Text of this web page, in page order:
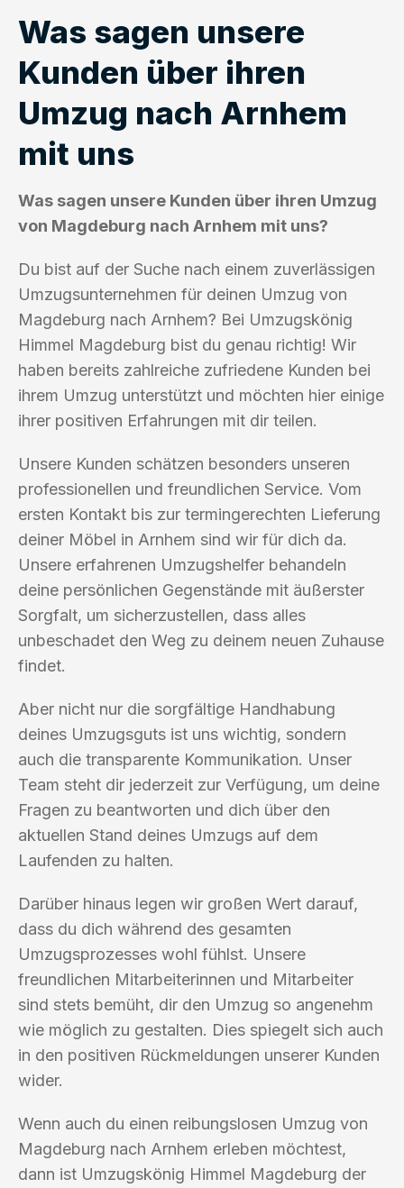
Was sagen unsere
Kunden über ihren
Umzug nach Arnhem
mit uns
Was sagen unsere Kunden über ihren Umzug
von Magdeburg nach Arnhem mit uns?
Du bist auf der Suche nach einem zuverlässigen
Umzugsunternehmen für deinen Umzug von
Magdeburg nach Arnhem? Bei Umzugskönig
Himmel Magdeburg bist du genau richtig! Wir
haben bereits zahlreiche zufriedene Kunden bei
ihrem Umzug unterstützt und möchten hier einige
ihrer positiven Erfahrungen mit dir teilen.
Unsere Kunden schätzen besonders unseren
professionellen und freundlichen Service. Vom
ersten Kontakt bis zur termingerechten Lieferung
deiner Möbel in Arnhem sind wir für dich da.
Unsere erfahrenen Umzugshelfer behandeln
deine persönlichen Gegenstände mit äußerster
Sorgfalt, um sicherzustellen, dass alles
unbeschadet den Weg zu deinem neuen Zuhause
findet.
Aber nicht nur die sorgfältige Handhabung
deines Umzugsguts ist uns wichtig, sondern
auch die transparente Kommunikation. Unser
Team steht dir jederzeit zur Verfügung, um deine
Fragen zu beantworten und dich über den
aktuellen Stand deines Umzugs auf dem
Laufenden zu halten.
Darüber hinaus legen wir großen Wert darauf,
dass du dich während des gesamten
Umzugsprozesses wohl fühlst. Unsere
freundlichen Mitarbeiterinnen und Mitarbeiter
sind stets bemüht, dir den Umzug so angenehm
wie möglich zu gestalten. Dies spiegelt sich auch
in den positiven Rückmeldungen unserer Kunden
wider.
Wenn auch du einen reibungslosen Umzug von
Magdeburg nach Arnhem erleben möchtest,
dann ist Umzugskönig Himmel Magdeburg der